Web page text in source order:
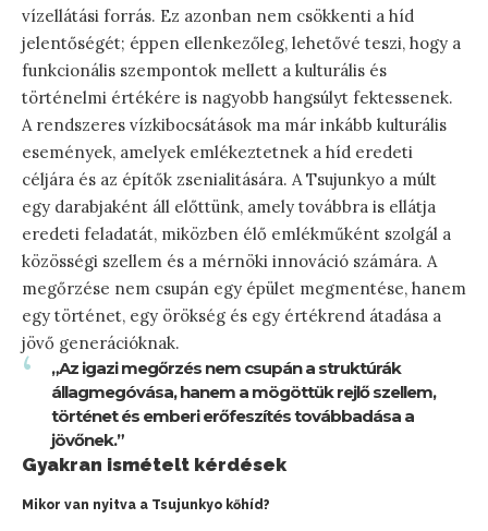
vízellátási forrás. Ez azonban nem csökkenti a híd
jelentőségét; éppen ellenkezőleg, lehetővé teszi, hogy a
funkcionális szempontok mellett a kulturális és
történelmi értékére is nagyobb hangsúlyt fektessenek.
A rendszeres vízkibocsátások ma már inkább kulturális
események, amelyek emlékeztetnek a híd eredeti
céljára és az építők zsenialitására. A Tsujunkyo a múlt
egy darabjaként áll előttünk, amely továbbra is ellátja
eredeti feladatát, miközben élő emlékműként szolgál a
közösségi szellem és a mérnöki innováció számára. A
megőrzése nem csupán egy épület megmentése, hanem
egy történet, egy örökség és egy értékrend átadása a
jövő generációknak.
„Az igazi megőrzés nem csupán a struktúrák
állagmegóvása, hanem a mögöttük rejlő szellem,
történet és emberi erőfeszítés továbbadása a
jövőnek.”
Gyakran ismételt kérdések
Mikor van nyitva a Tsujunkyo kőhíd?